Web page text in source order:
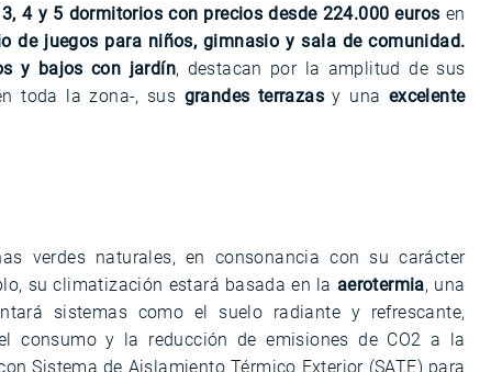
4 y 5 dormitorios con precios desde 224.000 euros en
de juegos para niños, gimnasio y sala de comunidad.
y bajos con jardín, destacan por la amplitud de sus
toda la zona-, sus grandes terrazas y una excelente
verdes naturales, en consonancia con su carácter
su climatización estará basada en la aerotermia, una
sistemas como el suelo radiante y refrescante,
consumo y la reducción de emisiones de CO2 a la
Sistema de Aislamiento Térmico Exterior (SATE) para